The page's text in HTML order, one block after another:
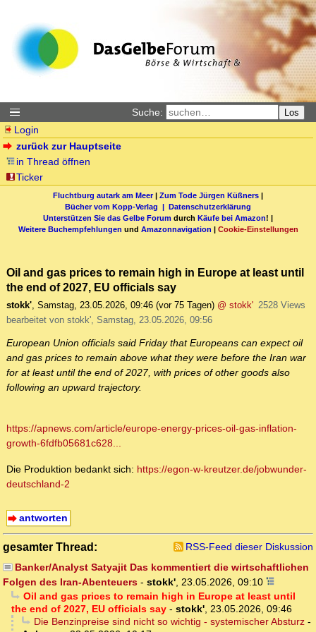
Suche: Los
Login
zurück zur Hauptseite
in Thread öffnen
Ticker
Fluchtburg autark am Meer| Zum Tode Jürgen Küßners |
Bücher vom Kopp-Verlag | Datenschutzerklärung
Unterstützen Sie das Gelbe Forum durch Käufe bei Amazon! |
Weitere Buchempfehlungen und Amazonnavigation | Cookie-Einstellungen
Oil and gas prices to remain high in Europe at least until
the end of 2027, EU officials say
stokk', Samstag, 23.05.2026, 09:46 (vor 75 Tagen) @ stokk' 2528 Views
bearbeitet von stokk', Samstag, 23.05.2026, 09:56
European Union officials said Friday that Europeans can expect oil
and gas prices to remain above what they were before the Iran war
for at least until the end of 2027, with prices of other goods also
following an upward trajectory.
https://apnews.com/article/europe-energy-prices-oil-gas-inflation-
growth-6fdfb05681c628...
Die Produktion bedankt sich: https://egon-w-kreutzer.de/jobwunder-
deutschland-2
antworten
gesamter Thread:
RSS-Feed dieser Diskussion
Banker/Analyst Satyajit Das kommentiert die wirtschaftlichen
Folgen des Iran-Abenteuers - stokk', 23.05.2026, 09:10
Oil and gas prices to remain high in Europe at least until
the end of 2027, EU officials say - stokk', 23.05.2026, 09:46
Die Benzinpreise sind nicht so wichtig - systemischer Absturz-